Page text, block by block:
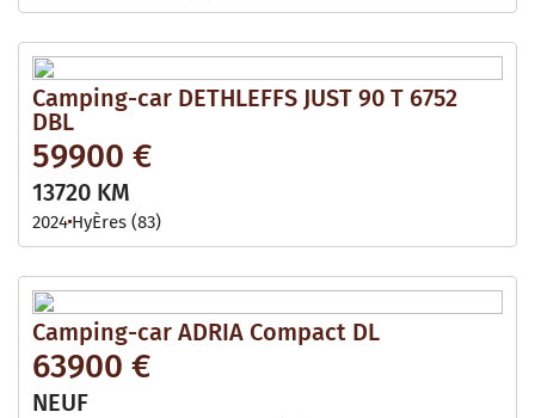
Camping-car DETHLEFFS JUST 90 T 6752
DBL
59900 €
13720 KM
2024 HyÈres (83)
Camping-car ADRIA Compact DL
63900 €
NEUF